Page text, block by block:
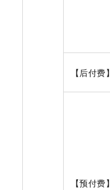
【后付费】
【预付费】